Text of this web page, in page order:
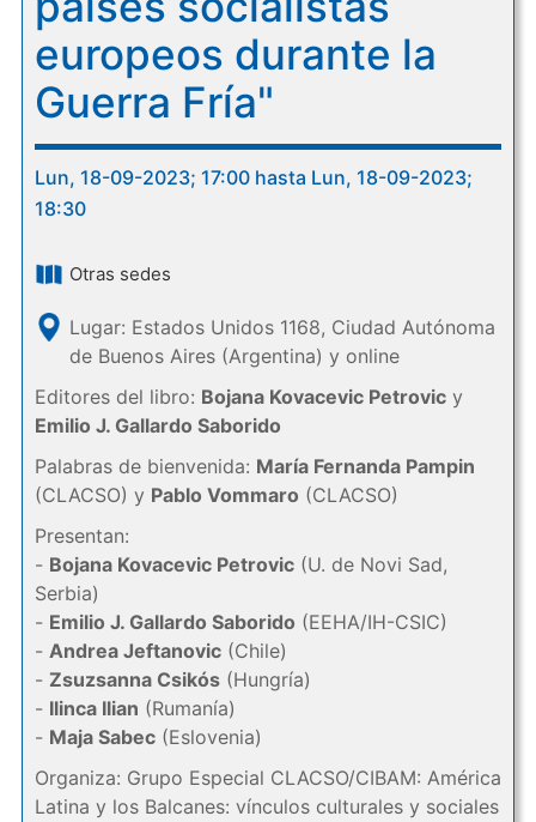
europeos durante la
Guerra Fría"
Lun, 18-09-2023; 17:00 hasta Lun, 18-09-2023;
18:30
Otras sedes
Lugar: Estados Unidos 1168, Ciudad Autónoma
de Buenos Aires (Argentina) y online
Editores del libro: Bojana Kovacevic Petrovicy
Emilio J. Gallardo Saborido
Palabras de bienvenida: María Fernanda Pampin
(CLACSO) y Pablo Vommaro (CLACSO)
Presentan:
- Bojana Kovacevic Petrovic(U. de Novi Sad,
Serbia)
- Emilio J. Gallardo Saborido (EEHA/IH-CSIC)
- Andrea Jeftanovic(Chile)
- Zsuzsanna Csikós(Hungría)
- Ilinca Ilian (Rumanía)
- Maja Sabec(Eslovenia)
Organiza: Grupo Especial CLACSO/CIBAM: América
Latina y los Balcanes: vínculos culturales y sociales